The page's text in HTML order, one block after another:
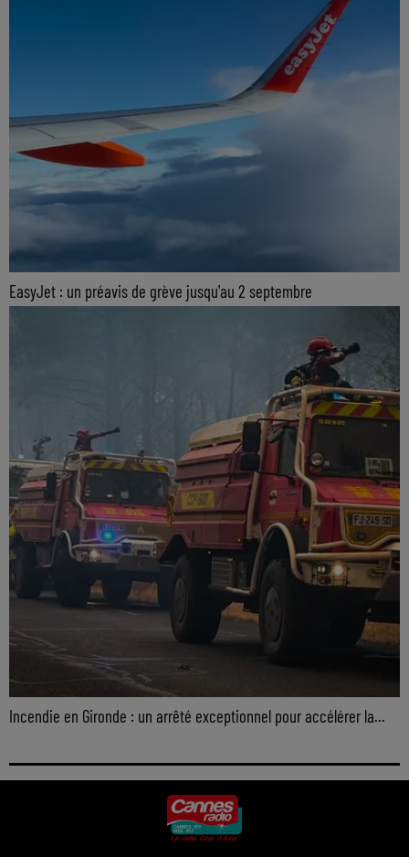
EasyJet : un préavis de grève jusqu'au 2 septembre
Incendie en Gironde : un arrêté exceptionnel pour accélérer la...